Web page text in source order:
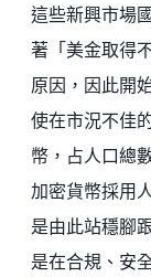
這些新興市場
著「美金取得
原因，因此開
使在市況不佳
幣，占人口總
加密貨幣採用
是由此站穩腳
是在合規、安